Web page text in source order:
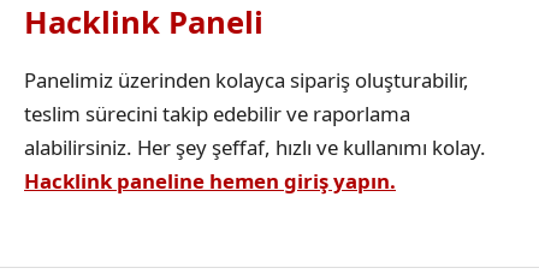
Hacklink Paneli
Panelimiz üzerinden kolayca sipariş oluşturabilir,
teslim sürecini takip edebilir ve raporlama
alabilirsiniz. Her şey şeffaf, hızlı ve kullanımı kolay.
Hacklink paneline hemen giriş yapın.